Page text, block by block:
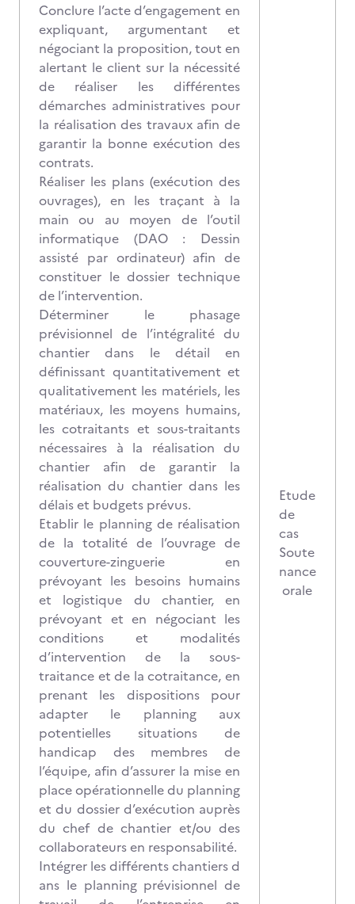
Conclure l’acte d’engagement en
expliquant, argumentant et
négociant la proposition, tout en
alertant le client sur la nécessité
de réaliser les différentes
démarches administratives pour
la réalisation des travaux afin de
garantir la bonne exécution des
contrats.
Réaliser les plans (exécution des
ouvrages), en les traçant à la
main ou au moyen de l’outil
informatique (DAO : Dessin
assisté par ordinateur) afin de
constituer le dossier technique
de l’intervention.
Déterminer le phasage
prévisionnel de l’intégralité du
chantier dans le détail en
définissant quantitativement et
qualitativement les matériels, les
matériaux, les moyens humains,
les cotraitants et sous-traitants
nécessaires à la réalisation du
chantier afin de garantir la
réalisation du chantier dans les
délais et budgets prévus.
Etablir le planning de réalisation
de la totalité de l’ouvrage de
couverture-zinguerie en
prévoyant les besoins humains
et logistique du chantier, en
prévoyant et en négociant les
conditions et modalités
d’intervention de la sous-
traitance et de la cotraitance, en
prenant les dispositions pour
adapter le planning aux
potentielles situations de
handicap des membres de
l’équipe, afin d’assurer la mise en
place opérationnelle du planning
et du dossier d’exécution auprès
du chef de chantier et/ou des
collaborateurs en responsabilité.
Intégrer les différents chantiers d
ans le planning prévisionnel de
Etude
de
cas
Soute
nance
orale